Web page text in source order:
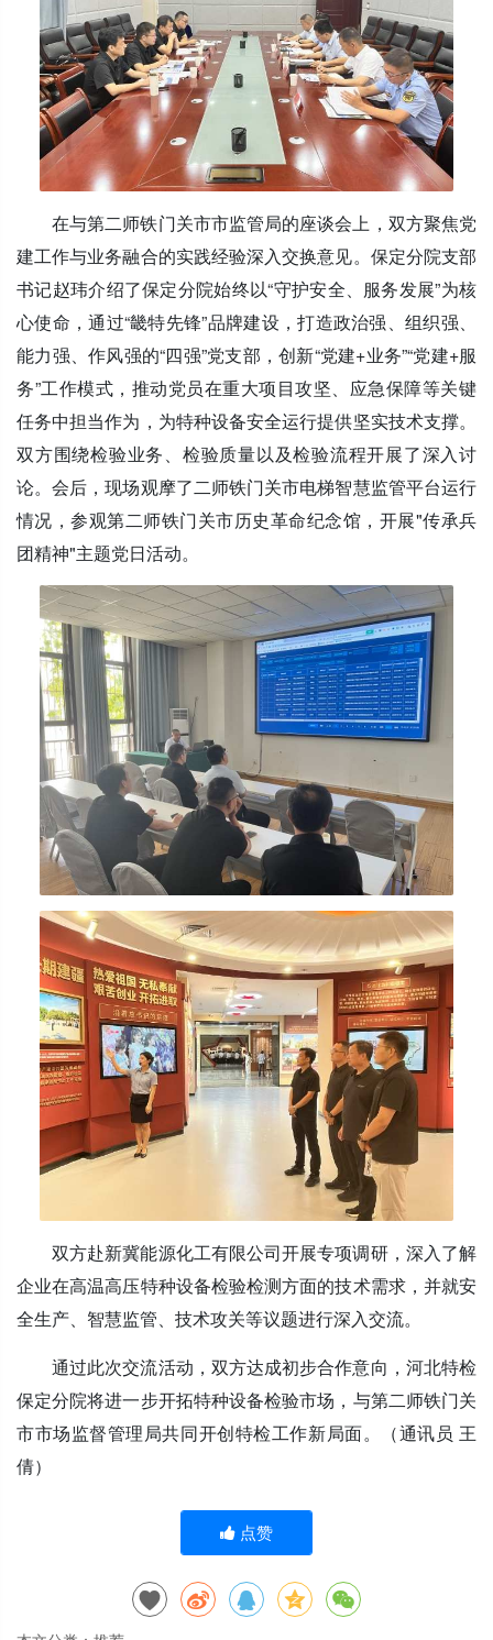
在与第二师铁门关市市监管局的座谈会上，双方聚焦党
建工作与业务融合的实践经验深入交换意见。保定分院支部
书记赵玮介绍了保定分院始终以“守护安全、服务发展”为核
心使命，通过“畿特先锋”品牌建设，打造政治强、组织强、
能力强、作风强的“四强”党支部，创新“党建+业务”“党建+服
务”工作模式，推动党员在重大项目攻坚、应急保障等关键
任务中担当作为，为特种设备安全运行提供坚实技术支撑。
双方围绕检验业务、检验质量以及检验流程开展了深入讨
论。会后，现场观摩了二师铁门关市电梯智慧监管平台运行
情况，参观第二师铁门关市历史革命纪念馆，开展"传承兵
团精神"主题党日活动。
双方赴新冀能源化工有限公司开展专项调研，深入了解
企业在高温高压特种设备检验检测方面的技术需求，并就安
全生产、智慧监管、技术攻关等议题进行深入交流。
通过此次交流活动，双方达成初步合作意向，河北特检
保定分院将进一步开拓特种设备检验市场，与第二师铁门关
市市场监督管理局共同开创特检工作新局面。（通讯员 王
倩）
点赞